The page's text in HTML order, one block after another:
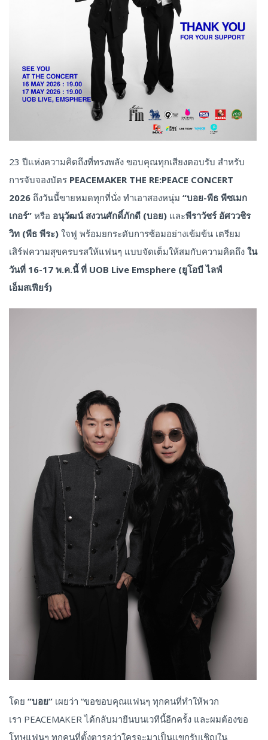
23 ปีแห่งความคิดถึงที่ทรงพลัง ขอบคุณทุกเสียงตอบรับ สำหรับ
การจับจองบัตร PEACEMAKER THE RE:PEACE CONCERT
2026 ถึงวันนี้ขายหมดทุกที่นั่ง ทำเอาสองหนุ่ม “บอย-พีธ พีซเมก
เกอร์” หรือ อนุวัฒน์ สงวนศักดิ์ภักดี (บอย) และพีราวัชร์ อัศววชิร
วิท (พีธ พีระ) ใจฟู พร้อมยกระดับการซ้อมอย่างเข้มข้น เตรียม
เสิร์ฟความสุขครบรสให้แฟนๆ แบบจัดเต็มให้สมกับความคิดถึง ใน
วันที่ 16-17 พ.ค.นี้ ที่ UOB Live Emsphere (ยูโอบี ไลฟ์
เอ็มสเฟียร์)
โดย “บอย” เผยว่า “ขอขอบคุณแฟนๆ ทุกคนที่ทำให้พวก
เรา PEACEMAKER ได้กลับมายืนบนเวทีนี้อีกครั้ง และผมต้องขอ
โทษแฟนๆ ทุกคนที่ตั้งตารอว่าใครจะมาเป็นแขกรับเชิญใน